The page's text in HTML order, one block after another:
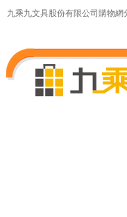
九乘九文具股份有限公司購物